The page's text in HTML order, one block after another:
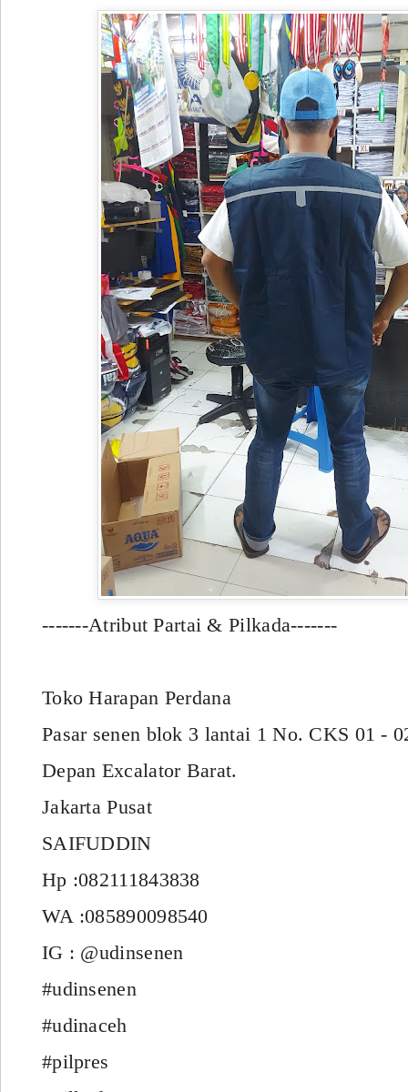
-------Atribut Partai & Pilkada-------
Toko Harapan Perdana
Pasar senen blok 3 lantai 1 No. CKS 01 -
Depan Excalator Barat.
Jakarta Pusat
SAIFUDDIN
Hp :082111843838
WA :085890098540
IG : @udinsenen
#udinsenen
#udinaceh
#pilpres